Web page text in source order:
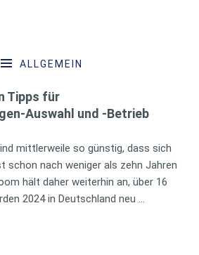
ALLGEMEIN
Tipps für
Auswahl und -Betrieb
mittlerweile so günstig, dass sich
schon nach weniger als zehn Jahren
hält daher weiterhin an, über 16
2024 in Deutschland neu …